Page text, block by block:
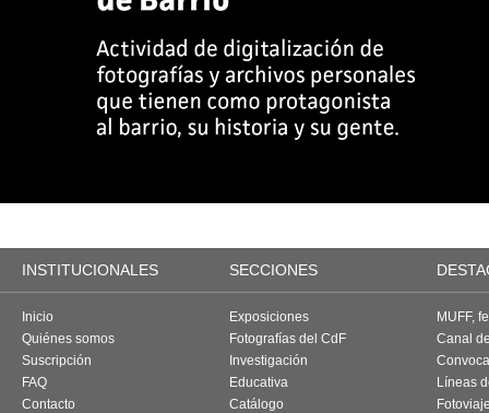
INSTITUCIONALES SECCIONES
Inicio
Quiénes somos
Suscripción
FAQ
Contacto
Exposiciones
Fotografías del CdF
Investigación
Educativa
Catálogo
MUFF,
Canal
Líneas